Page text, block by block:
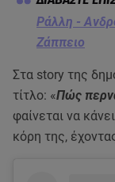
Ράλλη -
Ζάππειο
Στα story της
τίτλο: «Πώς
φαίνεται να
κόρη της,